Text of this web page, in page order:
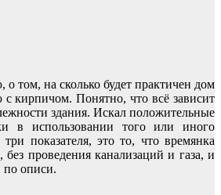
том, на сколько будет практичен дом
с кирпичом. Понятно, что всё зависит
здания. Искал положительные
в использовании того или иного
показателя, это то, что времянка
без проведения канализаций и газа, и
по описи.